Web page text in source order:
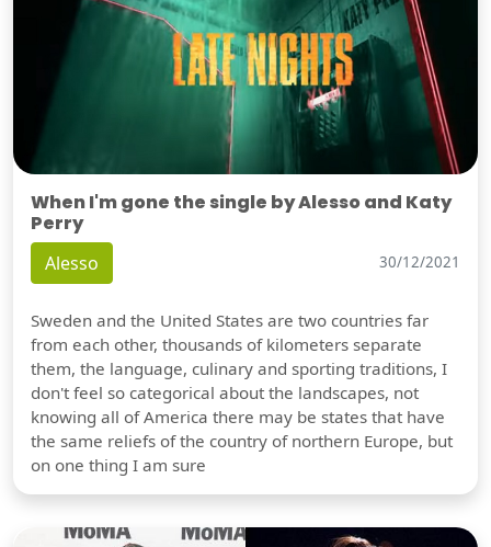
When I'm gone the single by Alesso and Katy
Perry
Alesso 30/12/2021
Sweden and the United States are two countries far
from each other, thousands of kilometers separate
them, the language, culinary and sporting traditions, I
don't feel so categorical about the landscapes, not
knowing all of America there may be states that have
the same reliefs of the country of northern Europe, but
on one thing I am sure